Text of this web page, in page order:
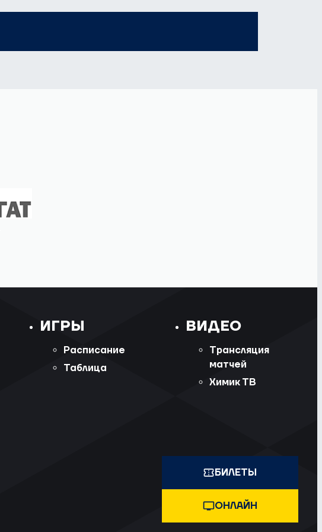
ИГРЫ
Расписание
Таблица
ВИДЕО
Трансляция
матчей
Химик ТВ
БИЛЕТЫ
ОНЛАЙН